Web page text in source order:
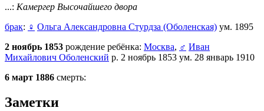
...: Камергер Высочайшего двора
брак: ♀ Ольга Александровна Стурдза (Оболенская) ум. 1895
2 ноябрь 1853 рождение ребёнка: Москва, ♂ Иван
Михайлович Оболенский р. 2 ноябрь 1853 ум. 28 январь 1910
6 март 1886 смерть:
Заметки